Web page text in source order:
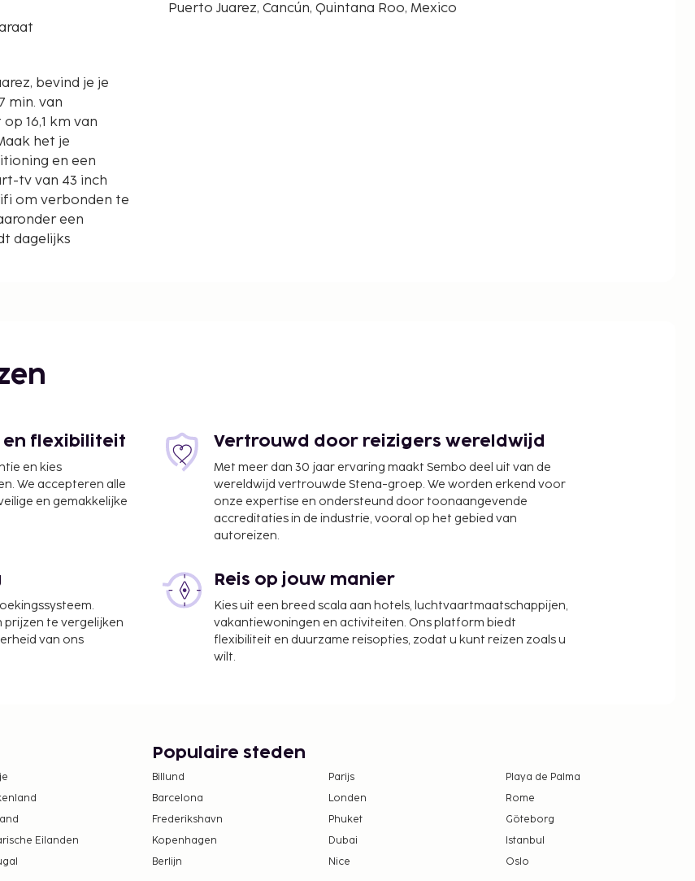
bevind je je
min. van
het je
en een
tv van 43 inch
om verbonden te
een
dagelijks
- 21,3 km
zijn
of iets halen bij
Puerto Juarez, Cancún, Quintana Roo, Mexico
en flexibiliteit
en kies
We accepteren alle
en gemakkelijke
Vertrouwd door reizigers wereldwijd
Met meer dan 30 jaar ervaring maakt Sembo deel uit van de
wereldwijd vertrouwde Stena-groep. We worden erkend voor
onze expertise en ondersteund door toonaangevende
accreditaties in de industrie, vooral op het gebied van
autoreizen.
prijzen te vergelijken
van ons
Reis op jouw manier
Kies uit een breed scala aan hotels, luchtvaartmaatschappijen,
vakantiewoningen en activiteiten. Ons platform biedt
flexibiliteit en duurzame reisopties, zodat u kunt reizen zoals u
wilt.
Eilanden
Populaire steden
Billund Parijs
Playa de Palma
Barcelona
Londen
Rome
Frederikshavn
Phuket
Göteborg
Kopenhagen
Dubai
Istanbul
Berlijn
Nice Oslo